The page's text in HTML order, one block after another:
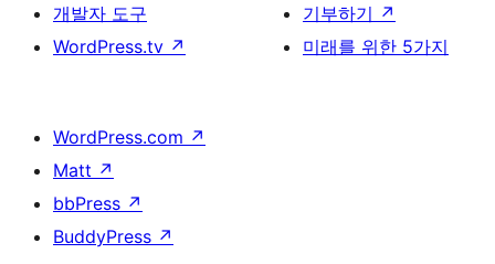
개발자 도구
WordPress.tv ↗
기부하기 ↗
미래를 위한 5가지
WordPress.com ↗
Matt ↗
bbPress ↗
BuddyPress ↗